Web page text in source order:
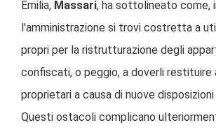
Emilia, Massari, ha sottolineato come,
l'amministrazione si trovi costretta a
propri per la ristrutturazione degli
confiscati, o peggio, a doverli restituire
proprietari a causa di nuove disposizioni
Questi ostacoli complicano